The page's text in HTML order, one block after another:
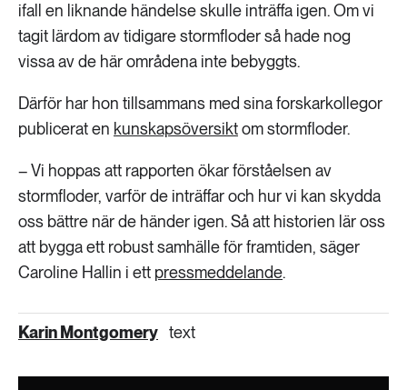
ifall en liknande händelse skulle inträffa igen. Om vi
tagit lärdom av tidigare stormfloder så hade nog
vissa av de här områdena inte bebyggts.
Därför har hon tillsammans med sina forskarkollegor
publicerat en kunskapsöversiktom stormfloder.
– Vi hoppas att rapporten ökar förståelsen av
stormfloder, varför de inträffar och hur vi kan skydda
oss bättre när de händer igen. Så att historien lär oss
att bygga ett robust samhälle för framtiden, säger
Caroline Hallin i ett pressmeddelande.
Karin Montgomery text